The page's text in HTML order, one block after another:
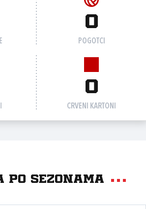
0
POGOTCI
0
CRVENI KARTONI
sezonama